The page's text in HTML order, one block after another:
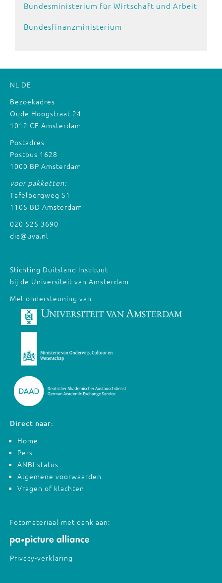
Bundesministerium für Wirtschaft und Arbeit
Bundesfinanzministerium
NL DE
Bezoekadres
Oude Hoogstraat 24
1012 CE Amsterdam
Postadres
Postbus 1628
1000 BP Amsterdam
voor pakketten:
Tafelbergweg 51
1105 BD Amsterdam
020 525 3690
dia@uva.nl
Stichting Duitsland Instituut
bij de Universiteit van Amsterdam
Met ondersteuning van
Direct naar:
Home
Pers
ANBI-status
Algemene voorwaarden
Vragen of klachten
Fotomateriaal met dank aan:
Privacy-verklaring